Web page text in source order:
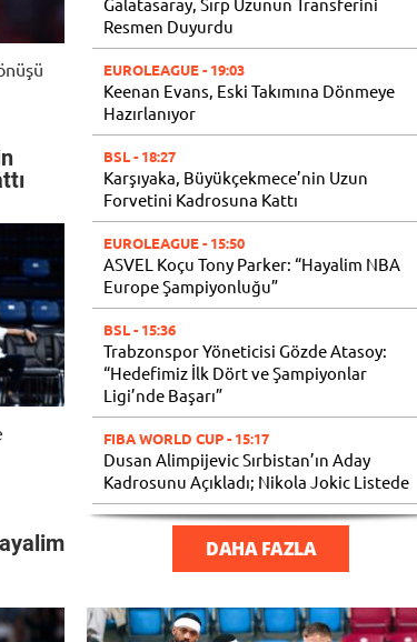
Resmen Duyurdu
EUROLEAGUE- 19:03
Keenan Evans, Eski Takımına Dönmeye
Hazırlanıyor
BSL- 18:27
Karşıyaka, Büyükçekmece’nin Uzun
Forvetini Kadrosuna Kattı
EUROLEAGUE- 15:50
ASVEL Koçu Tony Parker: “Hayalim NBA
Europe Şampiyonluğu”
BSL- 15:36
Trabzonspor Yöneticisi Gözde Atasoy:
“Hedefimiz İlk Dört ve Şampiyonlar
Ligi’nde Başarı”
FIBA WORLD CUP- 15:17
Dusan Alimpijevic Sırbistan’ın Aday
Kadrosunu Açıkladı; Nikola Jokic Listede
BSL- 14:33
TBL’de Fenerbahçe Koleji’nin Adı Değişti!
Galatasaray GM’i: “Aslantepe’de Bir Salon
Projemiz Var”
DAHA FAZLA